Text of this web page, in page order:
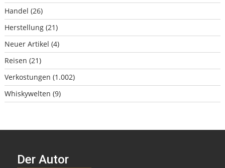
Handel (26)
Herstellung (21)
Neuer Artikel (4)
Reisen (21)
Verkostungen (1.002)
Whiskywelten (9)
Der Autor